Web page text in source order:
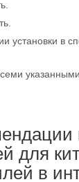
установки в
для
в